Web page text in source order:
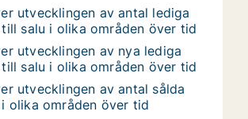
utvecklingen av antal lediga
salu i olika områden över tid
utvecklingen av nya lediga
salu i olika områden över tid
utvecklingen av antal sålda
olika områden över tid